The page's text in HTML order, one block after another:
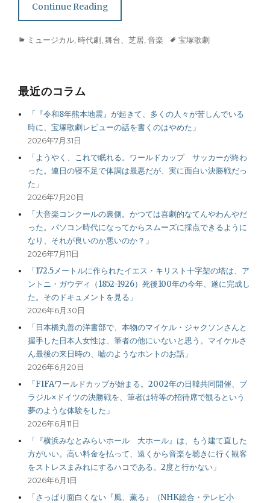
Continue Reading
Categories
ミュージカル 時代劇 舞台、芝居 音楽 Tags宝塚歌劇
最近のコラム
「『令和8年熊本地震』が起きて、多くの人々が苦しんでいる
時に、宝塚歌劇レビューの話を書くのはやめた」
2026年7月31日
「ようやく、これで眠れる。ワールドカップ サッカーが終わ
った。連日の寝不足で体調は最悪だが、実に面白い決勝戦だっ
た」
2026年7月20日
「大音楽コンクールの裏側。かつては喜劇的なてんやわんやだ
った。パソコン時代になってからスムーズに採点できるように
なり、それが良いのか悪いのか？」
2026年7月11日
「172.5メートルに作られたイエス・キリスト十字架の塔は、ア
ントニ・ガウディ（1852-1926）死後100年の今年、遂に完成し
た。そのドキュメントを見る」
2026年6月30日
「日本橋丸善の洋書部で、本物のマイケル・ジャクソンさんと
握手した日本人女性は、筆者の他にいないと思う。マイケルさ
ん最後の来日時の、嘘のようなホントのお話」
2026年6月20日
「FIFAワールドカップが始まる。2002年の日韓共同開催、ブ
ラジル×ドイツの決勝戦を、筆者は特等の招待席で観るという
夢のような体験をした」
2026年6月11日
「『横浜みなとみらいホール 大ホール』は、もう建て直した
方がいい。高い料金を払って、遠くから音楽を聴きに行く観客
をストレスまみれにするハコである。2度と行かない」
2026年6月1日
「さっぱり面白くない『風、薫る』（NHK総合・テレビ小